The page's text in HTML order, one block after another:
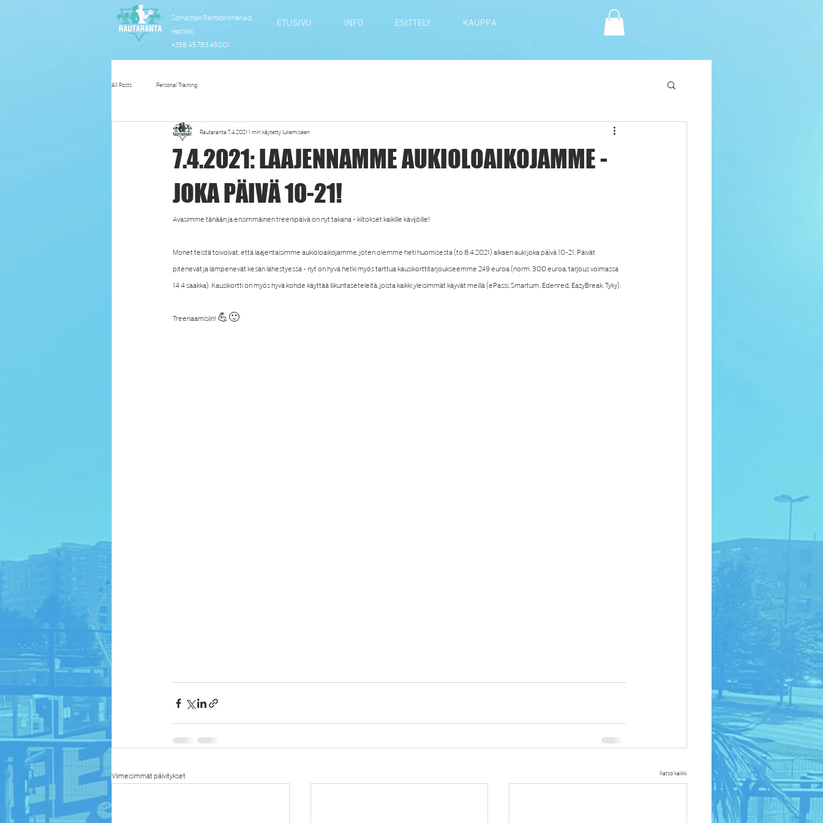
Sörnäisten Rantapromenadi,
Helsinki
+358 45 783 45001
ETUSIVU INFO ESITTELY KAUPPA
All Posts Personal Training
7.4.2021: LAAJENNAMME AUKIOLOAIKOJAMME -
JOKA PÄIVÄ 10-21!
Rautaranta7.4.20211 min käytetty lukemiseen
Avasimme tänään ja ensimmäinen treenipäivä on nyt takana - kiitokset kaikille kävijöille!
Monet teistä toivoivat, että laajentaisimme aukioloaikojamme, joten olemme heti huomisesta (to 8.4.2021) alkaen auki joka päivä 10-21. Päivät
pitenevät ja lämpenevät kesän lähestyessä - nyt on hyvä hetki myös tarttua kausikorttitarjoukseemme 249 euroa (norm. 300 euroa, tarjous voimassa
14.4 saakka). Kausikortti on myös hyvä kohde käyttää liikuntaseteleitä, joista kaikki yleisimmät käyvät meillä (ePassi, Smartum, Edenred, EazyBreak, Tyky).
Treenaamisiin! 💪🙂
Viimeisimmät päivitykset Katso kaikki